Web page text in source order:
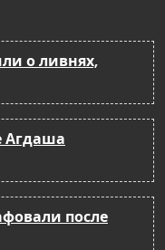
о ливнях,
Агдаша
после